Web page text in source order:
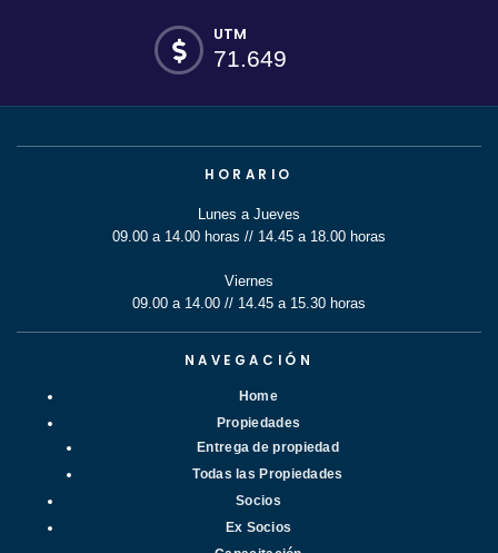
UTM
71.649
HORARIO
Lunes a Jueves
09.00 a 14.00 horas // 14.45 a 18.00 horas
Viernes
09.00 a 14.00 // 14.45 a 15.30 horas
NAVEGACIÓN
Home
Propiedades
Entrega de propiedad
Todas las Propiedades
Socios
Ex Socios